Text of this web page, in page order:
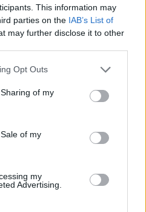
This information may
parties on the IAB’s List of
may further disclose it to other
app uses one or more Google
behaviour. You may click to
and its third-party tags to
purposes in below Google
Opt Outs
of my
of my
my
Advertising.
apám boltjában” –